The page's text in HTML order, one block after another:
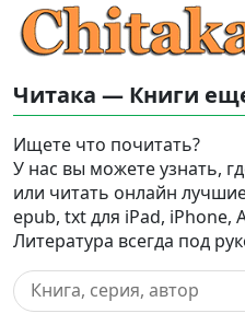
Читака — Книги
Ищете что почитать?
У нас вы можете узнать,
или читать онлайн
epub, txt для iPad, iPhone,
Литература всегда под